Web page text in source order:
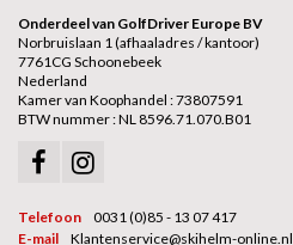
Onderdeel van GolfDriver Europe BV
Norbruislaan 1 (afhaaladres / kantoor)
7761CG Schoonebeek
Nederland
Kamer van Koophandel : 73807591
BTW nummer : NL 8596.71.070.B01
Telefoon
0031 (0)85 - 13 07 417
E-mail
Klantenservice@skihelm-online.nl